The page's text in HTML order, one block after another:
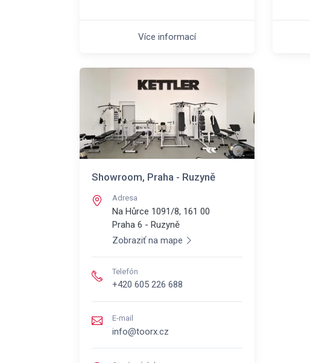
Více informací
Showroom, Praha - Ruzyně
Adresa
Na Hůrce 1091/8, 161 00
Praha 6 - Ruzyně
Zobraziť na mape
Telefón
+420 605 226 688
E-mail
info@toorx.cz